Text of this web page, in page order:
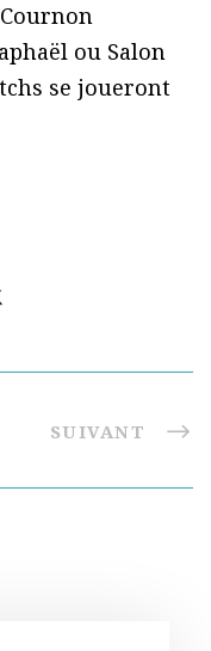
ou Salon
se joueront
SUIVANT